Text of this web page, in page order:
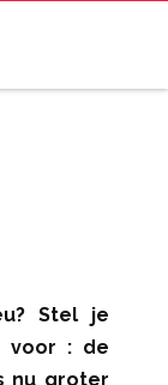
Stel je
voor : de
nu groter